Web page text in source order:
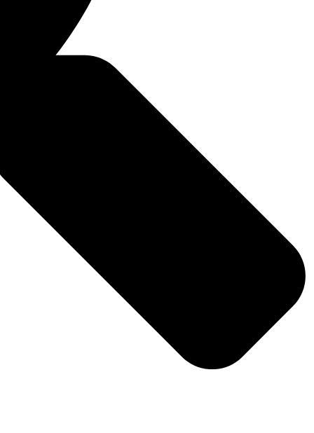
se
se
Jak jsem díky létání překonala
strach vírou
03/03/2022
DALŠÍ TÉMATA
Ježíš Kristus